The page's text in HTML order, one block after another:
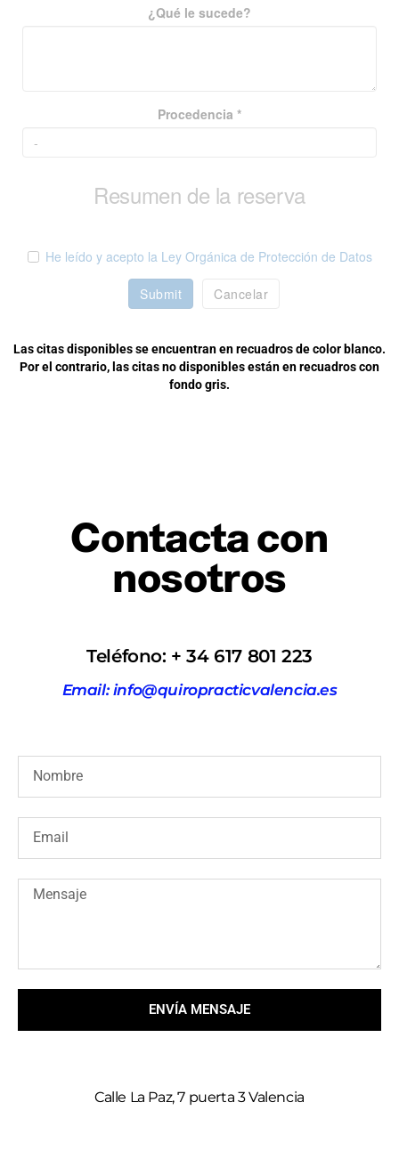
¿Qué le sucede?
Procedencia *
Resumen de la reserva
He leído y acepto la Ley Orgánica de Protección de Datos
Submit Cancelar
Las citas disponibles se encuentran en recuadros de color blanco.
Por el contrario, las citas no disponibles están en recuadros con
fondo gris.
Contacta con
nosotros
Teléfono: + 34 617 801 223
Email: info@quiropracticvalencia.es
ENVÍA MENSAJE
Calle La Paz, 7 puerta 3 Valencia